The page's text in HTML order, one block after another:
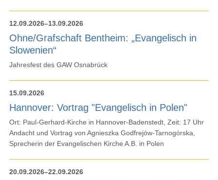
einander
Mut"
12.09.2026–13.09.2026
Ohne/Grafschaft Bentheim: „Evangelisch in
Slowenien“
Jahresfest des GAW Osnabrück
15.09.2026
Hannover: Vortrag "Evangelisch in Polen"
Ort: Paul-Gerhard-Kirche in Hannover-Badenstedt, Zeit: 17 Uhr
Andacht und Vortrag von Agnieszka Godfrejów-Tarnogórska,
Sprecherin der Evangelischen Kirche A.B. in Polen
20.09.2026–22.09.2026